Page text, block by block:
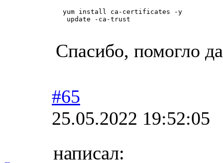
yum install ca-certificates -y
update -ca-trust
Спасибо, помогло
#65
25.05.2022 19:52:05
написал: